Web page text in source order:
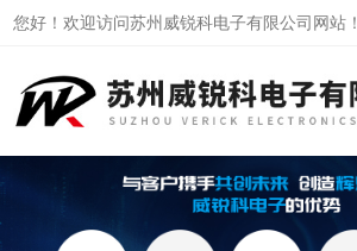
您好！欢迎访问苏州威锐科电子有限公司网站！